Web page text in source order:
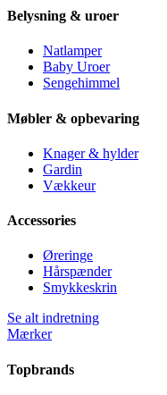
Belysning & uroer
Natlamper
Baby Uroer
Sengehimmel
Møbler & opbevaring
Knager & hylder
Gardin
Vækkeur
Accessories
Øreringe
Hårspænder
Smykkeskrin
Se alt indretning
Mærker
Topbrands